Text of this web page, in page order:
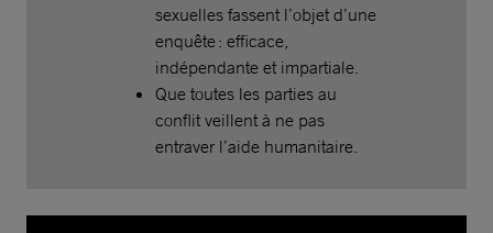
sexuelles fassent l’objet d’une
enquête : efficace,
indépendante et impartiale.
Que toutes les parties au
conflit veillent à ne pas
entraver l’aide humanitaire.